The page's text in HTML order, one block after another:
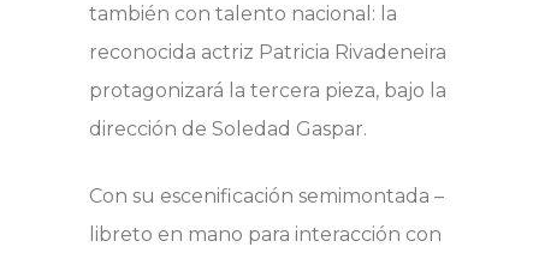
también con talento nacional: la
reconocida actriz Patricia Rivadeneira
protagonizará la tercera pieza, bajo la
dirección de Soledad Gaspar.
Con su escenificación semimontada –
libreto en mano para interacción con